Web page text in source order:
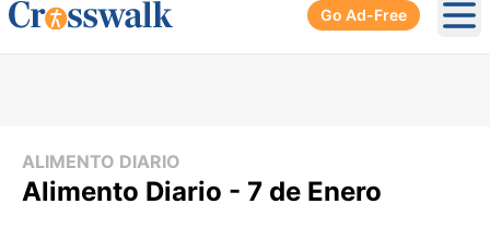
Go Ad-Free
ALIMENTO DIARIO
Alimento Diario - 7 de Enero